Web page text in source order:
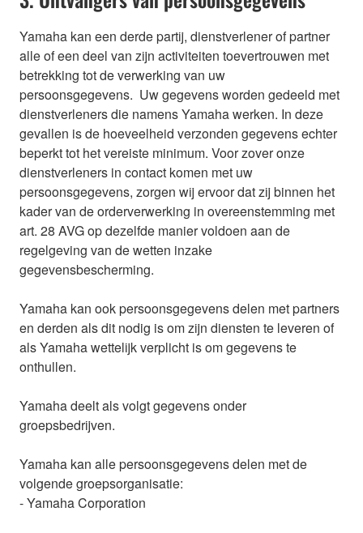
Yamaha kan een derde partij, dienstverlener of partner
alle of een deel van zijn activiteiten toevertrouwen met
betrekking tot de verwerking van uw
persoonsgegevens. Uw gegevens worden gedeeld met
dienstverleners die namens Yamaha werken. In deze
gevallen is de hoeveelheid verzonden gegevens echter
beperkt tot het vereiste minimum. Voor zover onze
dienstverleners in contact komen met uw
persoonsgegevens, zorgen wij ervoor dat zij binnen het
kader van de orderverwerking in overeenstemming met
art. 28 AVG op dezelfde manier voldoen aan de
regelgeving van de wetten inzake
gegevensbescherming.
Yamaha kan ook persoonsgegevens delen met partners
en derden als dit nodig is om zijn diensten te leveren of
als Yamaha wettelijk verplicht is om gegevens te
onthullen.
Yamaha deelt als volgt gegevens onder
groepsbedrijven.
Yamaha kan alle persoonsgegevens delen met de
volgende groepsorganisatie:
- Yamaha Corporation